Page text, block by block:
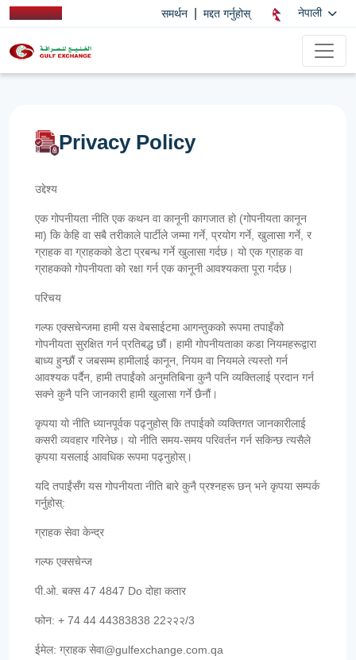
समर्थन मद्दत गर्नुहोस् नेपाली
Privacy Policy
उद्देश्य
एक गोपनीयता नीति एक कथन वा कानूनी कागजात हो (गोपनीयता कानून
मा) कि केहि वा सबै तरीकाले पार्टीले जम्मा गर्ने, प्रयोग गर्ने, खुलासा गर्ने, र
ग्राहक वा ग्राहकको डेटा प्रबन्ध गर्ने खुलासा गर्दछ। यो एक ग्राहक वा
ग्राहकको गोपनीयता को रक्षा गर्न एक कानूनी आवश्यकता पूरा गर्दछ।
परिचय
गल्फ एक्सचेन्जमा हामी यस वेबसाईटमा आगन्तुकको रूपमा तपाइँको
गोपनीयता सुरक्षित गर्न प्रतिबद्ध छौं। हामी गोपनीयताका कडा नियमहरूद्वारा
बाध्य हुन्छौं र जबसम्म हामीलाई कानून, नियम वा नियमले त्यस्तो गर्न
आवश्यक पर्दैन, हामी तपाईंको अनुमतिबिना कुनै पनि व्यक्तिलाई प्रदान गर्न
सक्ने कुनै पनि जानकारी हामी खुलासा गर्ने छैनौं।
कृपया यो नीति ध्यानपूर्वक पढ्नुहोस् कि तपाईको व्यक्तिगत जानकारीलाई
कसरी व्यवहार गरिनेछ। यो नीति समय-समय परिवर्तन गर्न सकिन्छ त्यसैले
कृपया यसलाई आवधिक रूपमा पढ्नुहोस्।
यदि तपाईंसँग यस गोपनीयता नीति बारे कुनै प्रश्नहरू छन् भने कृपया सम्पर्क
गर्नुहोस्:
ग्राहक सेवा केन्द्र
गल्फ एक्सचेन्ज
पी.ओ. बक्स 47 4847 Do दोहा कतार
फोन: + 74 44 44383838 22२२२/3
ईमेल: ग्राहक सेवा@gulfexchange.com.qa